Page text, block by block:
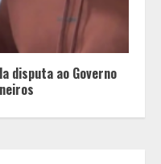
disputa ao Governo
e Fundação Museu
Pedro II – 200 anos”
Rezzutti